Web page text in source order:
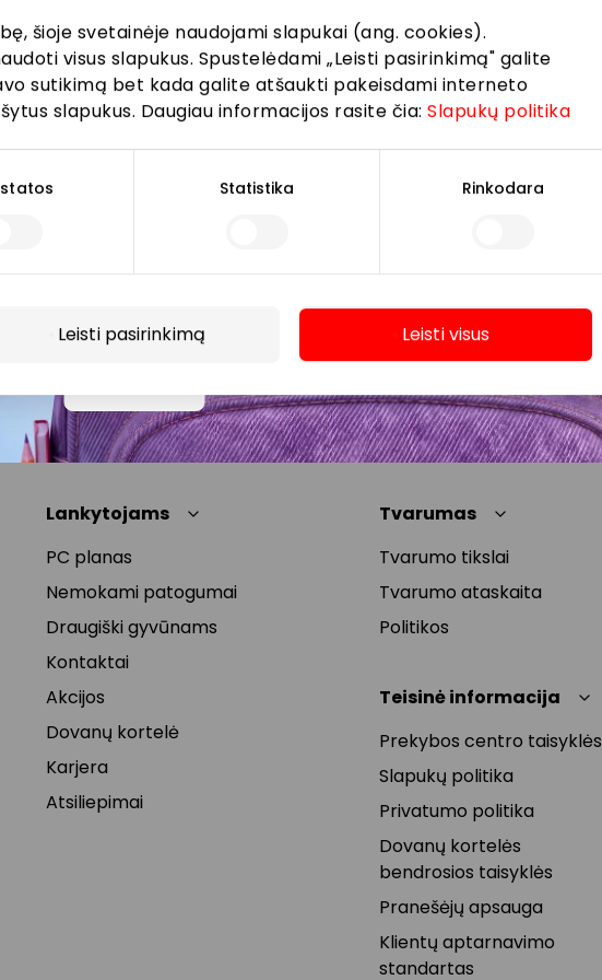
šioje svetainėje naudojami slapukai (ang. cookies).
visus slapukus. Spustelėdami „Leisti pasirinkimą" galite
sutikimą bet kada galite atšaukti pakeisdami interneto
slapukus. Daugiau informacijos rasite čia:Slapukų politika
Statistika Rinkodara
Leisti pasirinkimą Leisti visus
Prenumeruoti
„Prenumeruoti“ sutinki gauti PPC
naujienas. Dėl to AKROPOLIS GROUP,
Lankytojams
PC planas
Nemokami patogumai
Draugiški gyvūnams
Kontaktai
Akcijos
Dovanų kortelė
Karjera
Atsiliepimai
Tvarumas
Tvarumo tikslai
Tvarumo ataskaita
Politikos
Teisinė informacija
Prekybos centro taisyklės
Slapukų politika
Privatumo politika
Dovanų kortelės
bendrosios taisyklės
Pranešėjų apsauga
Klientų aptarnavimo
standartas